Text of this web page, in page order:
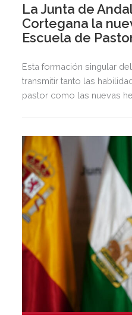
La Junta de
Cortegana la
Escuela de
Esta formación singular
transmitir tanto las
pastor como las nuevas